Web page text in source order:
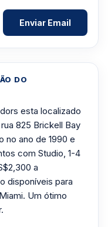
DO
esta localizado
825 Brickell Bay
no ano de 1990 e
com Studio, 1-4
a
disponíveis para
Um ótimo